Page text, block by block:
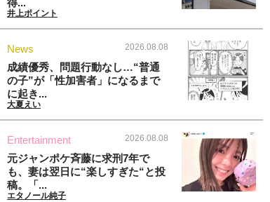
得...
井上ポイント
News 2026.08.08
成績優秀、問題行動なし…“普通
の子”が「性加害者」になるまで
に起き...
大夏えい
Entertainment 2026.08.08
元ジャンポケ斉藤に求刑7年で
も、妻は翌日に“楽しすぎた“と投
稿。「...
エタノール純子